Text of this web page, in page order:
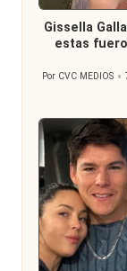
en
Gissella
estas
Publicado
Por CVC MEDIOS
Publicada